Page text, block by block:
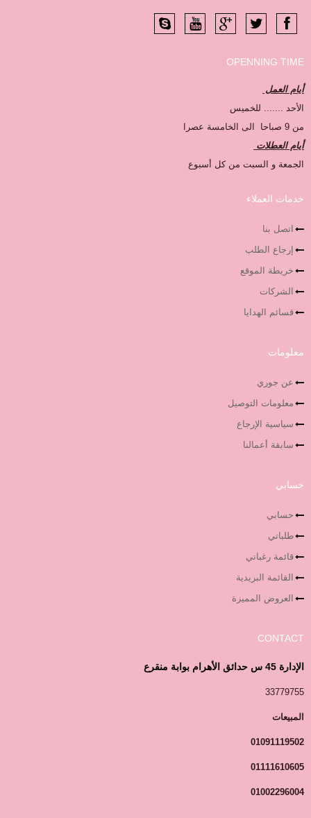
OPENNING TIME
أيام العمل
الأحد ....... للخميس
من 9 صباحا الى الخامسة عصرا
أيام العطلات
الجمعة و السبت من كل أسبوع
خدمات العملاء
اتصل بنا
إرجاع الطلب
خريطة الموقع
الشركات
قسائم الهدايا
معلومات
عن جوري
معلومات التوصيل
سياسية الإرجاع
سابقة أعمالنا
حسابي
حسابي
طلباتي
قائمة رغباتي
القائمة البريدية
العروض المميزة
CONTACT
الإدارة 45 س حدائق الأهرام بوابة منقرع
33779755
المبيعات
01091119502
01111610605
01002296004